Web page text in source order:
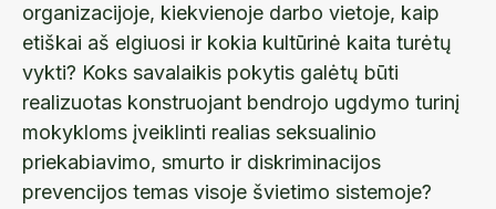
organizacijoje, kiekvienoje darbo vietoje, kaip
etiškai aš elgiuosi ir kokia kultūrinė kaita turėtų
vykti? Koks savalaikis pokytis galėtų būti
realizuotas konstruojant bendrojo ugdymo turinį
mokykloms įveiklinti realias seksualinio
priekabiavimo, smurto ir diskriminacijos
prevencijos temas visoje švietimo sistemoje?